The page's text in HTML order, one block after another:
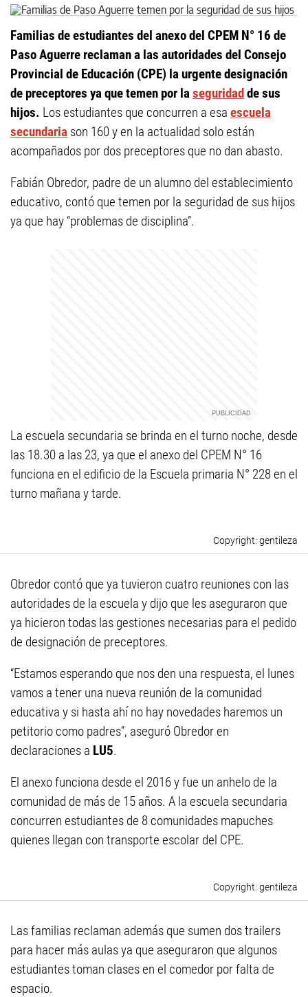
Familias de estudiantes del anexo del CPEM N° 16 de
Paso Aguerre reclaman a las autoridades del Consejo
Provincial de Educación (CPE) la urgente designación
de preceptores ya que temen por laseguridadde sus
hijos. Los estudiantes que concurren a esa escuela
secundaria son 160 y en la actualidad solo están
acompañados por dos preceptores que no dan abasto.
Fabián Obredor, padre de un alumno del establecimiento
educativo, contó que temen por la seguridad de sus hijos
ya que hay “problemas de disciplina”.
La escuela secundaria se brinda en el turno noche, desde
las 18.30 a las 23, ya que el anexo del CPEM N° 16
funciona en el edificio de la Escuela primaria N° 228 en el
turno mañana y tarde.
gentileza
Obredor contó que ya tuvieron cuatro reuniones con las
autoridades de la escuela y dijo que les aseguraron que
ya hicieron todas las gestiones necesarias para el pedido
de designación de preceptores.
“Estamos esperando que nos den una respuesta, el lunes
vamos a tener una nueva reunión de la comunidad
educativa y si hasta ahí no hay novedades haremos un
petitorio como padres”, aseguró Obredor en
declaraciones a LU5.
El anexo funciona desde el 2016 y fue un anhelo de la
comunidad de más de 15 años. A la escuela secundaria
concurren estudiantes de 8 comunidades mapuches
quienes llegan con transporte escolar del CPE.
gentileza
Las familias reclaman además que sumen dos trailers
para hacer más aulas ya que aseguraron que algunos
estudiantes toman clases en el comedor por falta de
espacio.